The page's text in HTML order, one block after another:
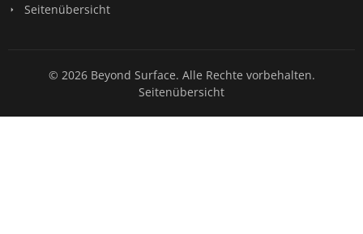
Seitenübersicht
© 2026 Beyond Surface. Alle Rechte vorbehalten.
Seitenübersicht